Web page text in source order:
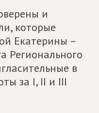
и
которые
Екатерины –
Регионального
в
за I, II и III